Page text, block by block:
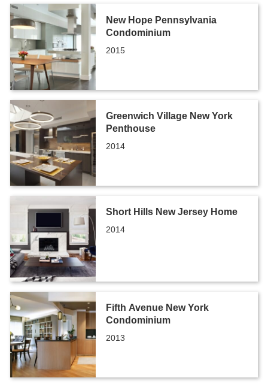
New Hope Pennsylvania
Condominium
2015
Greenwich Village New York
Penthouse
2014
Short Hills New Jersey Home
2014
Fifth Avenue New York
Condominium
2013